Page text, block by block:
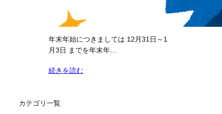
年末年始につきましては 12月31日～1
月3日 までを年末年…
続きを読む
カテゴリ一覧